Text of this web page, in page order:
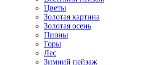
Цветы
Золотая картина
Золотая осень
Пионы
Горы
Лес
Зимний пейзаж